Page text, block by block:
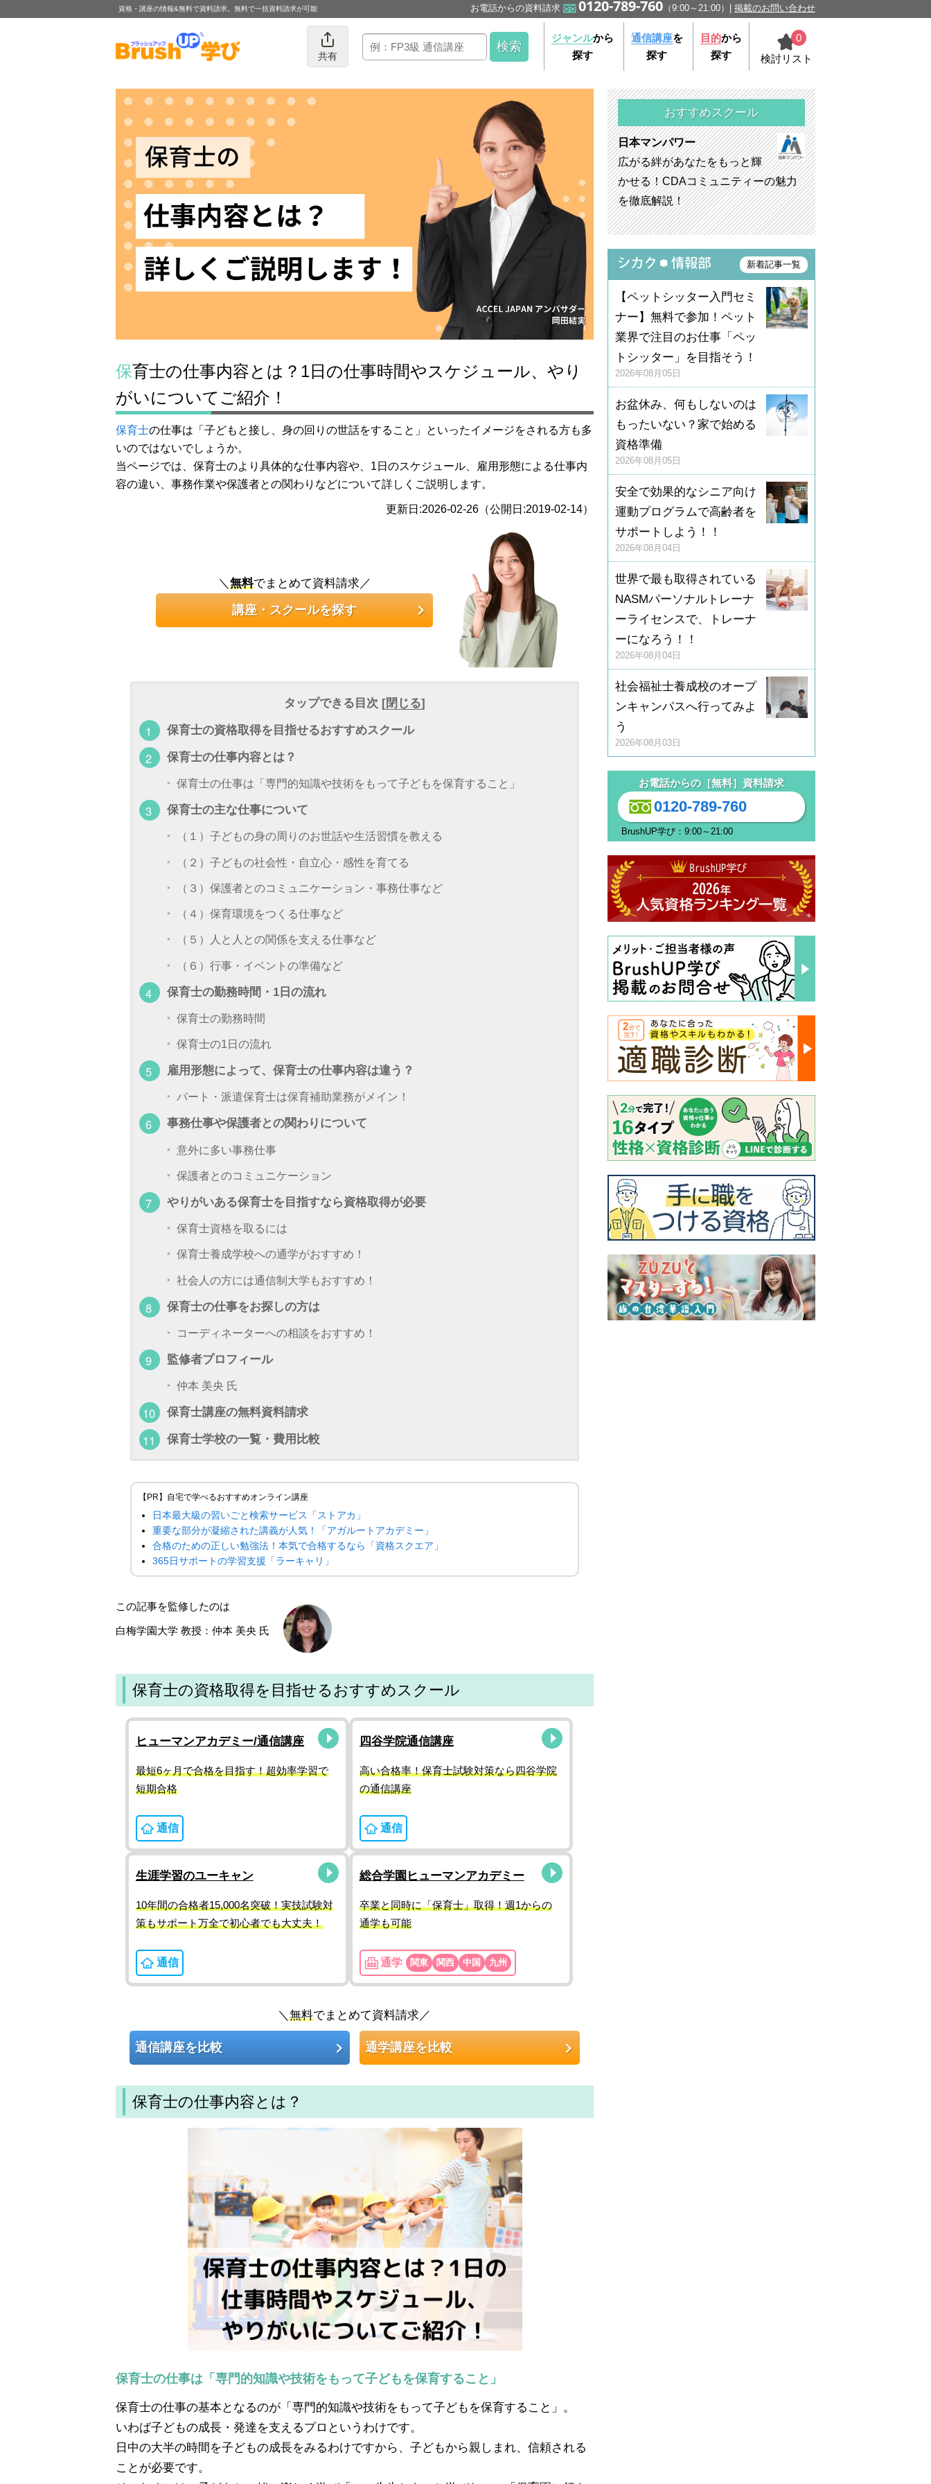
資格・講座の情報&無料で資料請求。無料で一括資料請求が可能 お電話からの資料請求 0120-789-760 （9:00～21:00） 掲載のお問い合わせ
共有
ジャンルから
探す
通信講座を
探す
目的から
探す
0
検討リスト
保育士の仕事内容とは？1日の仕事時間やスケジュール、やり
がいについてご紹介！
保育士の仕事は「子どもと接し、身の回りの世話をすること」といったイメージをされる方も多
いのではないでしょうか。
当ページでは、保育士のより具体的な仕事内容や、1日のスケジュール、雇用形態による仕事内
容の違い、事務作業や保護者との関わりなどについて詳しくご説明します。
更新日:2026-02-26（公開日:2019-02-14）
＼ 無料でまとめて資料請求／
講座・スクールを探す
タップできる目次 [閉じる]
保育士の資格取得を目指せるおすすめスクール
保育士の仕事内容とは？
保育士の仕事は「専門的知識や技術をもって子どもを保育すること」
保育士の主な仕事について
（１）子どもの身の周りのお世話や生活習慣を教える
（２）子どもの社会性・自立心・感性を育てる
（３）保護者とのコミュニケーション・事務仕事など
（４）保育環境をつくる仕事など
（５）人と人との関係を支える仕事など
（６）行事・イベントの準備など
保育士の勤務時間・1日の流れ
保育士の勤務時間
保育士の1日の流れ
雇用形態によって、保育士の仕事内容は違う？
パート・派遣保育士は保育補助業務がメイン！
事務仕事や保護者との関わりについて
意外に多い事務仕事
保護者とのコミュニケーション
やりがいある保育士を目指すなら資格取得が必要
保育士資格を取るには
保育士養成学校への通学がおすすめ！
社会人の方には通信制大学もおすすめ！
保育士の仕事をお探しの方は
コーディネーターへの相談をおすすめ！
監修者プロフィール
仲本 美央 氏
保育士講座の無料資料請求
保育士学校の一覧・費用比較
【PR】自宅で学べるおすすめオンライン講座
日本最大級の習いごと検索サービス「ストアカ」
重要な部分が凝縮された講義が人気！「アガルートアカデミー」
合格のための正しい勉強法！本気で合格するなら「資格スクエア」
365日サポートの学習支援「ラーキャリ」
この記事を監修したのは
白梅学園大学 教授：仲本 美央 氏
保育士の資格取得を目指せるおすすめスクール
ヒューマンアカデミー/通信講座
最短6ヶ月で合格を目指す！超効率学習で
短期合格
通信
四谷学院通信講座
高い合格率！保育士試験対策なら四谷学院
の通信講座
通信
生涯学習のユーキャン
10年間の合格者15,000名突破！実技試験対
策もサポート万全で初心者でも大丈夫！
通信
総合学園ヒューマンアカデミー
卒業と同時に「保育士」取得！週1からの
通学も可能
通学 関東 関西 中国 九州
＼無料でまとめて資料請求／
通信講座を比較 通学講座を比較
保育士の仕事内容とは？
保育士の仕事は「専門的知識や技術をもって子どもを保育すること」
保育士の仕事の基本となるのが「専門的知識や技術をもって子どもを保育すること」。
いわば子どもの成長・発達を支えるプロというわけです。
日中の大半の時間を子どもの成長をみるわけですから、子どもから親しまれ、信頼される
ことが必要です。
おすすめスクール
日本マンパワー
広がる絆があなたをもっと輝
かせる！CDAコミュニティーの魅力
を徹底解説！
新着記事一覧
【ペットシッター入門セミ
ナー】無料で参加！ペット
業界で注目のお仕事「ペッ
トシッター」を目指そう！
2026年08月05日
お盆休み、何もしないのは
もったいない？家で始める
資格準備
2026年08月05日
安全で効果的なシニア向け
運動プログラムで高齢者を
サポートしよう！！
2026年08月04日
世界で最も取得されている
NASMパーソナルトレーナ
ーライセンスで、トレーナ
ーになろう！！
2026年08月04日
社会福祉士養成校のオープ
ンキャンパスへ行ってみよ
う
2026年08月03日
お電話からの［無料］資料請求
0120-789-760
BrushUP学び：9:00～21:00